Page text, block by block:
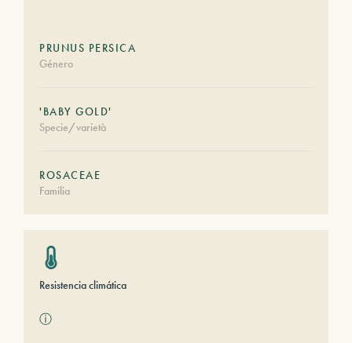
PRUNUS PERSICA
Género
'BABY GOLD'
Specie/varietà
ROSACEAE
Familia
Resistencia climática
ⓘ